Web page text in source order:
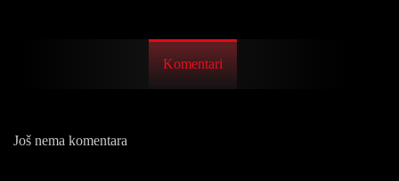
Komentari
Još nema komentara